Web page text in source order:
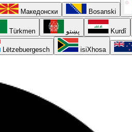
Македонски Bosanski
Türkmen پښتو Kurdî
Lëtzebuergesch isiXhosa